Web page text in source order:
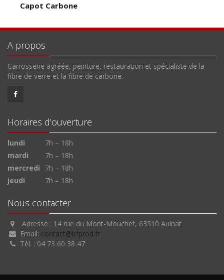
Capot Carbone
A propos
Carrosserie agréée, peinture, restauration et spécialiste de la
fibre de verre et la fibre de carbone.
Horaires d'ouverture
lundi
7h – 18h
mardi
7h – 18h
mercredi
7h – 18h
jeudi
7h – 18h
Nous contacter
Adresse : 14 rue du Mont-Mouchet, 63510 Aulnat
Email: contact@bfprod.fr
Tél. : 04 73 60 38 47